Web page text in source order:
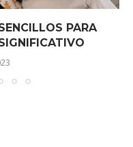
PARA